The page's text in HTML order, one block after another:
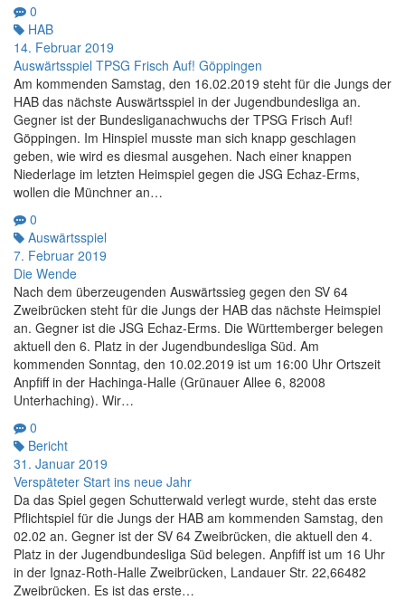
0
HAB
14. Februar 2019
Auswärtsspiel TPSG Frisch Auf! Göppingen
Am kommenden Samstag, den 16.02.2019 steht für die Jungs der
HAB das nächste Auswärtsspiel in der Jugendbundesliga an.
Gegner ist der Bundesliganachwuchs der TPSG Frisch Auf!
Göppingen. Im Hinspiel musste man sich knapp geschlagen
geben, wie wird es diesmal ausgehen. Nach einer knappen
Niederlage im letzten Heimspiel gegen die JSG Echaz-Erms,
wollen die Münchner an…
0
Auswärtsspiel
7. Februar 2019
Die Wende
Nach dem überzeugenden Auswärtssieg gegen den SV 64
Zweibrücken steht für die Jungs der HAB das nächste Heimspiel
an. Gegner ist die JSG Echaz-Erms. Die Württemberger belegen
aktuell den 6. Platz in der Jugendbundesliga Süd. Am
kommenden Sonntag, den 10.02.2019 ist um 16:00 Uhr Ortszeit
Anpfiff in der Hachinga-Halle (Grünauer Allee 6, 82008
Unterhaching). Wir…
0
Bericht
31. Januar 2019
Verspäteter Start ins neue Jahr
Da das Spiel gegen Schutterwald verlegt wurde, steht das erste
Pflichtspiel für die Jungs der HAB am kommenden Samstag, den
02.02 an. Gegner ist der SV 64 Zweibrücken, die aktuell den 4.
Platz in der Jugendbundesliga Süd belegen. Anpfiff ist um 16 Uhr
in der Ignaz-Roth-Halle Zweibrücken, Landauer Str. 22,66482
Zweibrücken. Es ist das erste…